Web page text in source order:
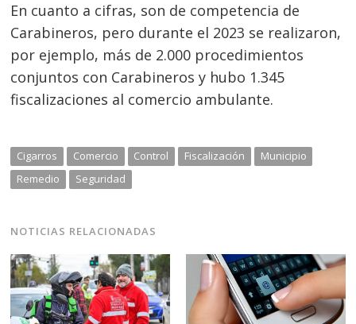
En cuanto a cifras, son de competencia de
Carabineros, pero durante el 2023 se realizaron,
por ejemplo, más de 2.000 procedimientos
conjuntos con Carabineros y hubo 1.345
fiscalizaciones al comercio ambulante.
Cigarros Comercio Control Fiscalización
Municipio
Remedio
Seguridad
NOTICIAS RELACIONADAS